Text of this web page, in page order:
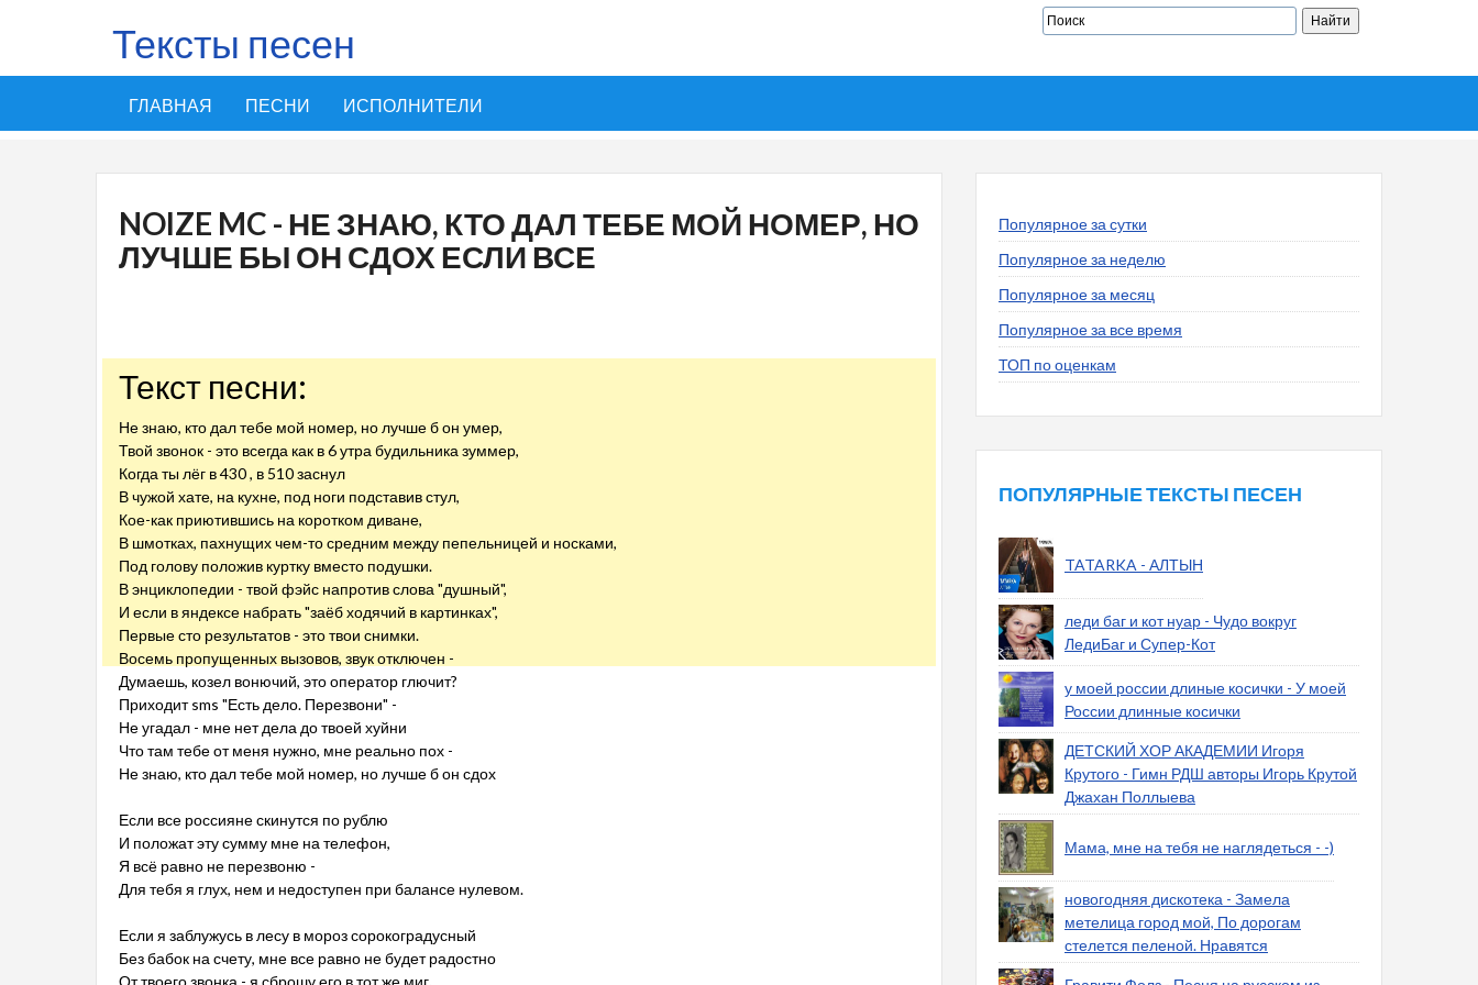
Тексты песен
ГЛАВНАЯ ПЕСНИ ИСПОЛНИТЕЛИ
NOIZE MC - НЕ ЗНАЮ, КТО ДАЛ ТЕБЕ МОЙ НОМЕР, НО
ЛУЧШЕ БЫ ОН СДОХ ЕСЛИ ВСЕ
Текст песни:
Не знаю, кто дал тебе мой номер, но лучше б он умер,
Твой звонок - это всегда как в 6 утра будильника зуммер,
Когда ты лёг в 430 , в 510 заснул
В чужой хате, на кухне, под ноги подставив стул,
Кое-как приютившись на коротком диване,
В шмотках, пахнущих чем-то средним между пепельницей и носками,
Под голову положив куртку вместо подушки.
В энциклопедии - твой фэйс напротив слова "душный",
И если в яндексе набрать "заёб ходячий в картинках",
Первые сто результатов - это твои снимки.
Восемь пропущенных вызовов, звук отключен -
Думаешь, козел вонючий, это оператор глючит?
Приходит sms "Есть дело. Перезвони" -
Не угадал - мне нет дела до твоей хуйни
Что там тебе от меня нужно, мне реально пох -
Не знаю, кто дал тебе мой номер, но лучше б он сдох
Если все россияне скинутся по рублю
И положат эту сумму мне на телефон,
Я всё равно не перезвоню -
Для тебя я глух, нем и недоступен при балансе нулевом.
Если я заблужусь в лесу в мороз сорокоградусный
Без бабок на счету, мне все равно не будет радостно
От твоего звонка - я сброшу его в тот же миг.
Популярное за сутки
Популярное за неделю
Популярное за месяц
Популярное за все время
ТОП по оценкам
ПОПУЛЯРНЫЕ ТЕКСТЫ ПЕСЕН
TATARKA - АЛТЫН
леди баг и кот нуар - Чудо вокруг
ЛедиБаг и Супер-Кот
у моей россии длиные косички - У моей
России длинные косички
ДЕТСКИЙ ХОР АКАДЕМИИ Игоря
Крутого - Гимн РДШ авторы Игорь Крутой
Джахан Поллыева
Мама, мне на тебя не наглядеться - -)
новогодняя дискотека - Замела
метелица город мой, По дорогам
стелется пеленой. Нравятся